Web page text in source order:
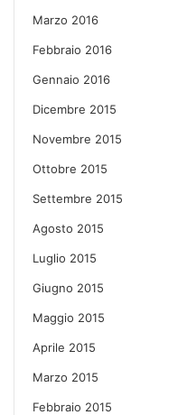
Marzo 2016
Febbraio 2016
Gennaio 2016
Dicembre 2015
Novembre 2015
Ottobre 2015
Settembre 2015
Agosto 2015
Luglio 2015
Giugno 2015
Maggio 2015
Aprile 2015
Marzo 2015
Febbraio 2015